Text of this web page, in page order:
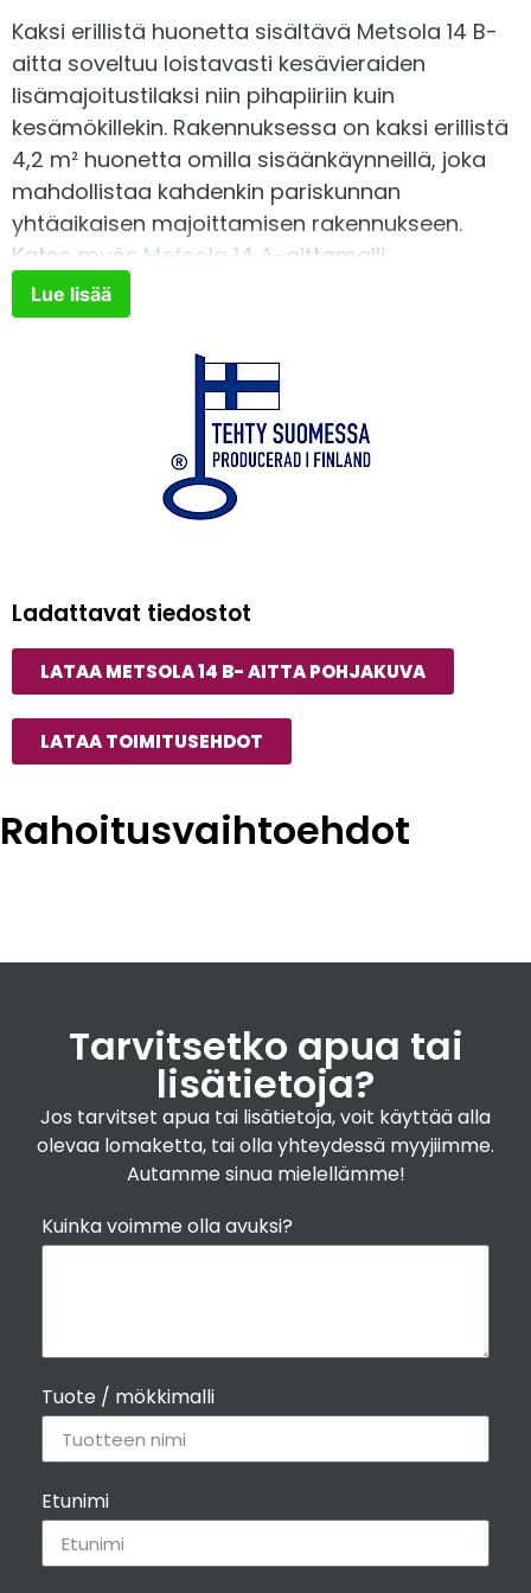
Terassilaudat, kyllästetty vihreä
Kiinnitystarvikkeet
Hirrenväli-ja nurkkatiivisteet (90 mm:n hirressä)
Kokoamisohjeet
Arkkitehtipiirustukset rakennuslupaa varten
Pieneläinlista RR33 musta, 625 x 90 mm
+58,00€
Ikkunapelti RR33 mattamusta, 2050 mm
Pyydä tarjouos
Kaksi erillistä huonetta sisältävä Metsola 14 B-
aitta soveltuu loistavasti kesävieraiden
lisämajoitustilaksi niin pihapiiriin kuin
kesämökillekin. Rakennuksessa on kaksi erillistä
4,2 m² huonetta omilla sisäänkäynneillä, joka
mahdollistaa kahdenkin pariskunnan
yhtäaikaisen majoittamisen rakennukseen.
Katso myös Metsola 14 A -aittamalli
Lue lisää
Ladattavat tiedostot
LATAA METSOLA 14 B- AITTA POHJAKUVA
LATAA TOIMITUSEHDOT
Rahoitusvaihtoehdot
Tarvitsetko apua tai
lisätietoja?
Jos tarvitset apua tai lisätietoja, voit käyttää alla
olevaa lomaketta, tai olla yhteydessä myyjiimme.
Autamme sinua mielellämme!
Kuinka voimme olla avuksi?
Tuote / mökkimalli
Etunimi